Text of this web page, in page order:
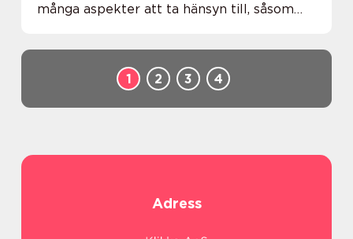
många aspekter att ta hänsyn till, såsom
1 2 3 4
Adress